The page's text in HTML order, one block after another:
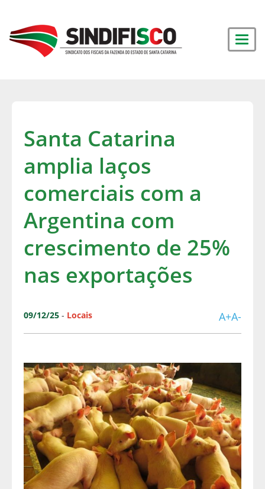
Santa Catarina
amplia laços
comerciais com a
Argentina com
crescimento de 25%
nas exportações
09/12/25 - Locais A+A-